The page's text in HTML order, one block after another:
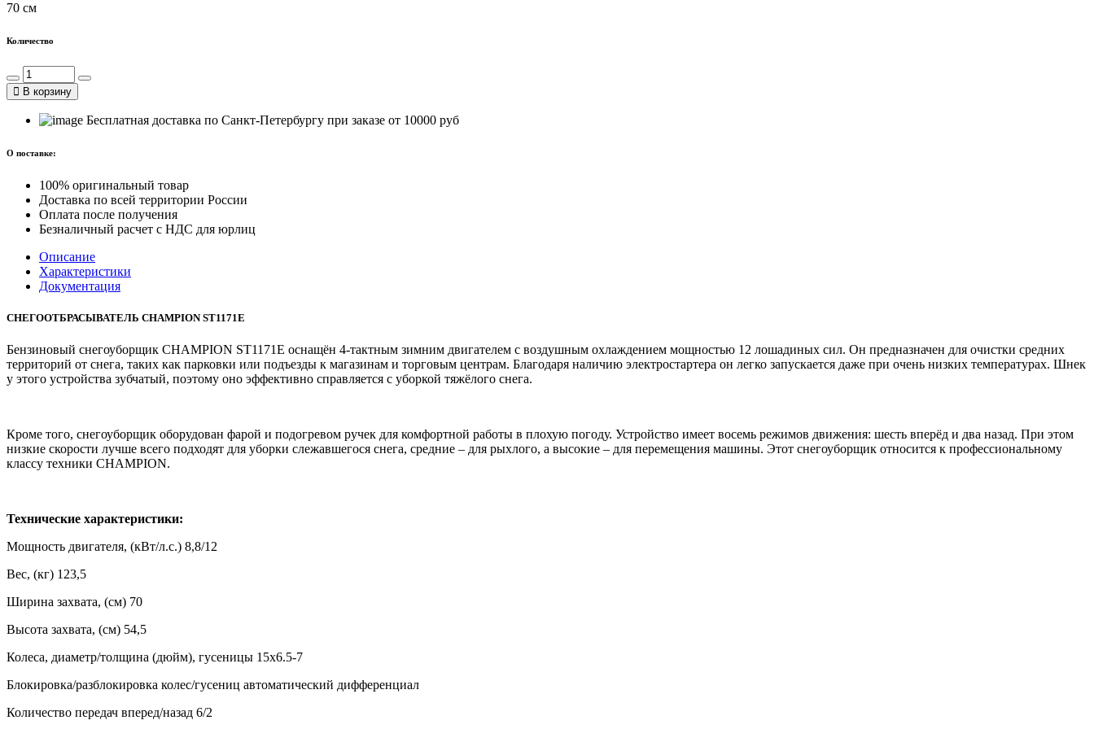
70 см
Количество
В корзину
Бесплатная доставка по Санкт-Петербургу при заказе от 10000 руб
О поставке:
100% оригинальный товар
Доставка по всей территории России
Оплата после получения
Безналичный расчет с НДС для юрлиц
Описание
Характеристики
Документация
СНЕГООТБРАСЫВАТЕЛЬ CHAMPION ST1171E
Бензиновый снегоуборщик CHAMPION ST1171E оснащён 4-тактным зимним двигателем с воздушным охлаждением мощностью 12 лошадиных сил. Он предназначен для очистки средних
территорий от снега, таких как парковки или подъезды к магазинам и торговым центрам. Благодаря наличию электростартера он легко запускается даже при очень низких температурах. Шнек
у этого устройства зубчатый, поэтому оно эффективно справляется с уборкой тяжёлого снега.
Кроме того, снегоуборщик оборудован фарой и подогревом ручек для комфортной работы в плохую погоду. Устройство имеет восемь режимов движения: шесть вперёд и два назад. При этом
низкие скорости лучше всего подходят для уборки слежавшегося снега, средние – для рыхлого, а высокие – для перемещения машины. Этот снегоуборщик относится к профессиональному
классу техники CHAMPION.
Технические характеристики:
Мощность двигателя, (кВт/л.с.) 8,8/12
Вес, (кг) 123,5
Ширина захвата, (см) 70
Высота захвата, (см) 54,5
Колеса, диаметр/толщина (дюйм), гусеницы 15х6.5-7
Блокировка/разблокировка колес/гусениц автоматический дифференциал
Количество передач вперед/назад 6/2